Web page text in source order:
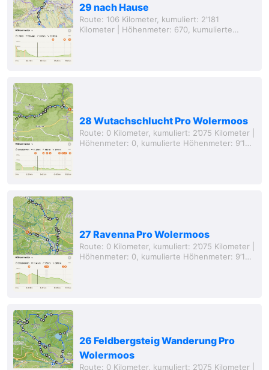
29 nach Hause
Route: 106 Kilometer, kumuliert: 2’181
Kilometer | Höhenmeter: 670, kumulierte
28 Wutachschlucht Pro Wolermoos
Route: 0 Kilometer, kumuliert: 2’075 Kilometer |
Höhenmeter: 0, kumulierte Höhenmeter: 9’149
27 Ravenna Pro Wolermoos
Route: 0 Kilometer, kumuliert: 2’075 Kilometer |
Höhenmeter: 0, kumulierte Höhenmeter: 9’149
26 Feldbergsteig Wanderung Pro
Wolermoos
Route: 0 Kilometer, kumuliert: 2’075 Kilometer |